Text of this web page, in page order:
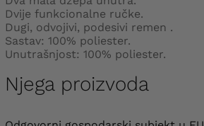
Dvije funkcionalne ručke.
Dugi, odvojivi, podesivi remen .
Sastav: 100% poliester.
Unutrašnjost: 100% poliester.
Njega proizvoda